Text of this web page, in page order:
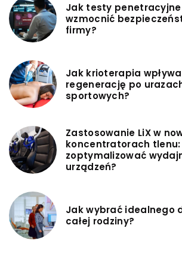
Jak testy
wzmocnić
firmy?
Jak krioterapia
regenerację po
sportowych?
Zastosowanie LiX w
koncentratorach
zoptymalizować
urządzeń?
Jak wybrać idealnego
całej rodziny?